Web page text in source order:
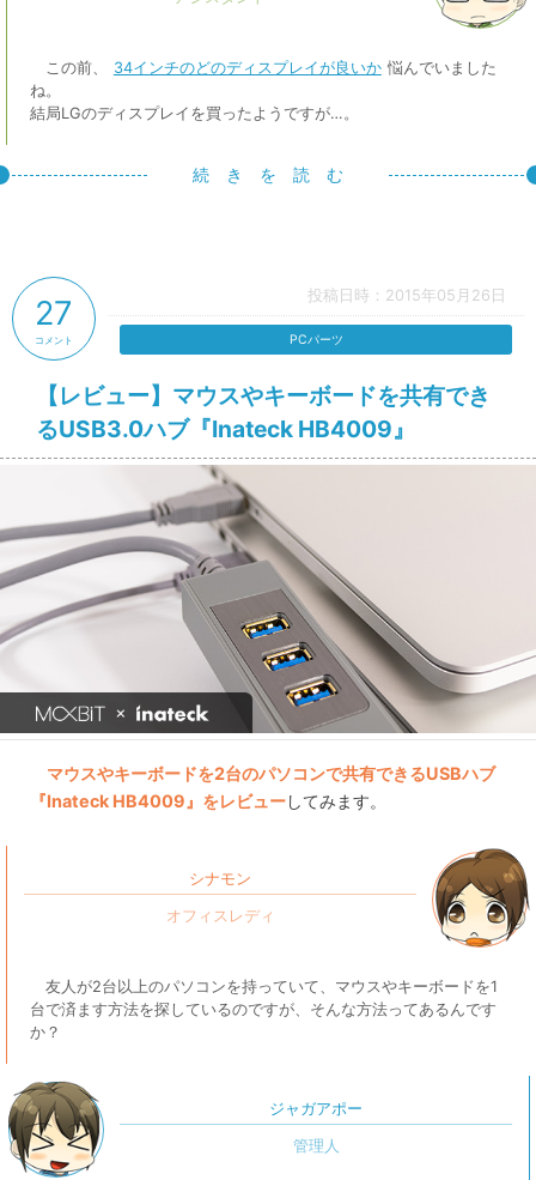
この前、 34インチのどのディスプレイが良いか 悩んでいました
ね。
結局LGのディスプレイを買ったようですが…。
続 き を 読 む
投稿日時：2015年05月26日
【レビュー】マウスやキーボードを共有でき
るUSB3.0ハブ『Inateck HB4009』
27
コメント PCパーツ
マウスやキーボードを2台のパソコンで共有できるUSBハブ
『Inateck HB4009』をレビューしてみます。
シナモン
友人が2台以上のパソコンを持っていて、マウスやキーボードを1
台で済ます方法を探しているのですが、そんな方法ってあるんです
か？
ジャガアポー